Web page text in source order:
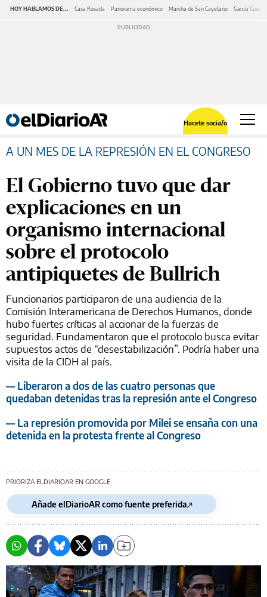
HOY HABLAMOS DE... Casa Rosada Panorama económico Marcha de San Cayetano García Cuerva
Hacete socia/o
A UN MES DE LA REPRESIÓN EN EL CONGRESO
El Gobierno tuvo que dar
explicaciones en un
organismo internacional
sobre el protocolo
antipiquetes de Bullrich
Funcionarios participaron de una audiencia de la
Comisión Interamericana de Derechos Humanos, donde
hubo fuertes críticas al accionar de la fuerzas de
seguridad. Fundamentaron que el protocolo busca evitar
supuestos actos de “desestabilización”. Podría haber una
visita de la CIDH al país.
— Liberaron a dos de las cuatro personas que
quedaban detenidas tras la represión ante el Congreso
— La represión promovida por Milei se ensaña con una
detenida en la protesta frente al Congreso
PRIORIZA ELDIARIOAR EN GOOGLE
Añade elDiarioAR como fuente preferida